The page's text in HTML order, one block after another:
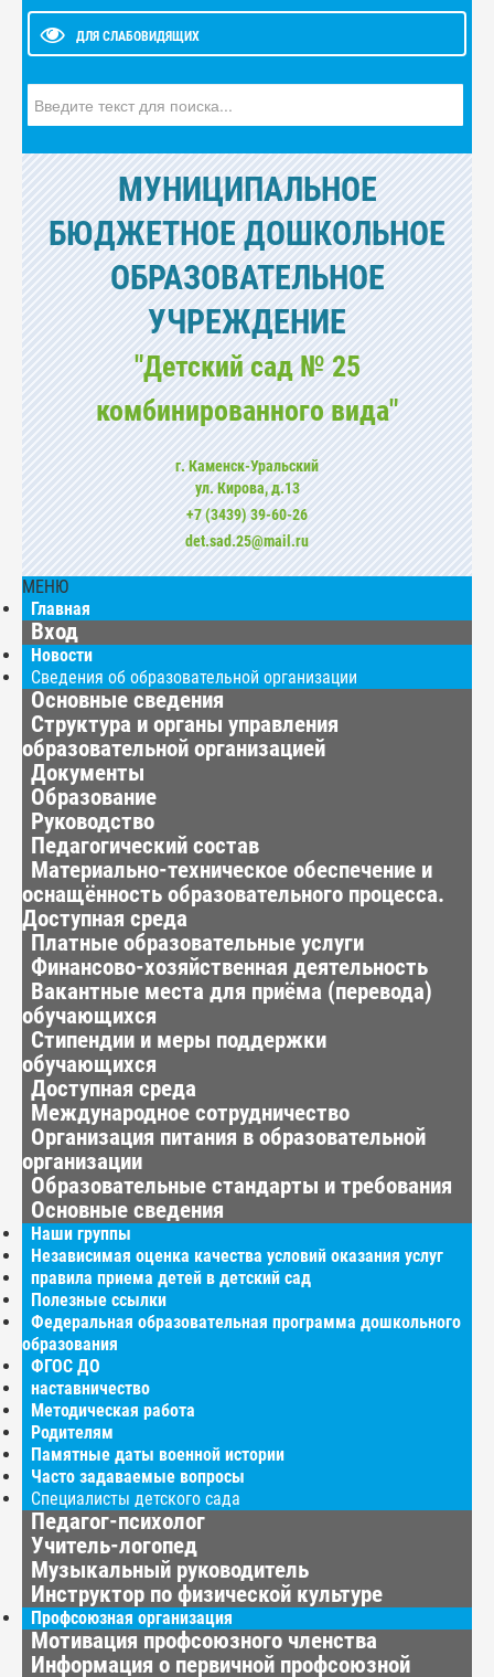
ДЛЯ СЛАБОВИДЯЩИХ
МУНИЦИПАЛЬНОЕ
БЮДЖЕТНОЕ ДОШКОЛЬНОЕ
ОБРАЗОВАТЕЛЬНОЕ
УЧРЕЖДЕНИЕ
"Детский сад № 25
комбинированного вида"
г. Каменск-Уральский
ул. Кирова, д.13
+7 (3439) 39-60-26
det.sad.25@mail.ru
МЕНЮ
Главная
Вход
Новости
Сведения об образовательной организации
Основные сведения
Структура и органы управления
образовательной организацией
Документы
Образование
Руководство
Педагогический состав
Материально-техническое обеспечение и
оснащённость образовательного процесса.
Доступная среда
Платные образовательные услуги
Финансово-хозяйственная деятельность
Вакантные места для приёма (перевода)
обучающихся
Стипендии и меры поддержки
обучающихся
Доступная среда
Международное сотрудничество
Организация питания в образовательной
организации
Образовательные стандарты и требования
Основные сведения
Наши группы
Независимая оценка качества условий оказания услуг
правила приема детей в детский сад
Полезные ссылки
Федеральная образовательная программа дошкольного
образования
ФГОС ДО
наставничество
Методическая работа
Родителям
Памятные даты военной истории
Часто задаваемые вопросы
Специалисты детского сада
Педагог-психолог
Учитель-логопед
Музыкальный руководитель
Инструктор по физической культуре
Профсоюзная организация
Мотивация профсоюзного членства
Информация о первичной профсоюзной